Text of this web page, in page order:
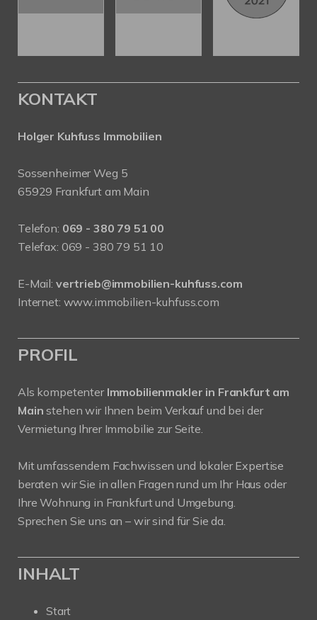
KONTAKT
Holger Kuhfuss Immobilien
Sossenheimer Weg 5
65929 Frankfurt am Main
Telefon: 069 - 380 79 51 00
Telefax: 069 - 380 79 51 10
E-Mail: vertrieb@immobilien-kuhfuss.com
Internet: www.immobilien-kuhfuss.com
PROFIL
Als kompetenter Immobilienmakler in Frankfurt am
Main stehen wir Ihnen beim Verkauf und bei der
Vermietung Ihrer Immobilie zur Seite.
Mit umfassendem Fachwissen und lokaler Expertise
beraten wir Sie in allen Fragen rund um Ihr Haus oder
Ihre Wohnung in Frankfurt und Umgebung.
Sprechen Sie uns an – wir sind für Sie da.
INHALT
Start